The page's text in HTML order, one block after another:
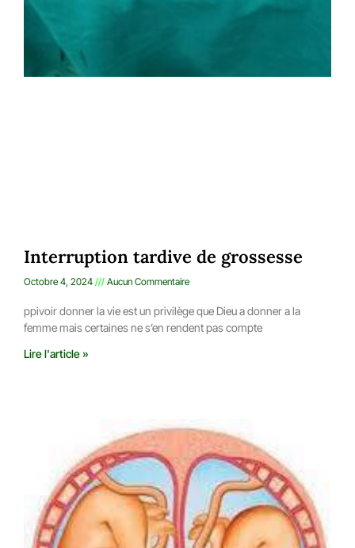
Interruption tardive de grossesse
Octobre 4, 2024 Aucun Commentaire
ppivoir donner la vie est un privilège que Dieu a donner a la
femme mais certaines ne s’en rendent pas compte
Lire l'article »